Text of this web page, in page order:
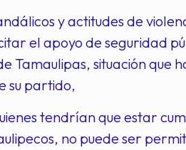
y actitudes de
el apoyo de seguridad
Tamaulipas, situación
su partido,
tendrían que estar
no puede ser